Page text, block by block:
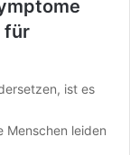
für
ist es
Menschen leiden